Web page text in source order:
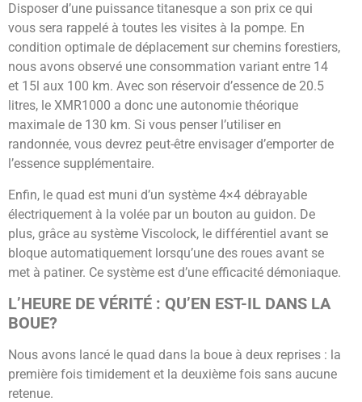
Disposer d’une puissance titanesque a son prix ce qui
vous sera rappelé à toutes les visites à la pompe. En
condition optimale de déplacement sur chemins forestiers,
nous avons observé une consommation variant entre 14
et 15l aux 100 km. Avec son réservoir d’essence de 20.5
litres, le XMR1000 a donc une autonomie théorique
maximale de 130 km. Si vous penser l’utiliser en
randonnée, vous devrez peut-être envisager d’emporter de
l’essence supplémentaire.
Enfin, le quad est muni d’un système 4×4 débrayable
électriquement à la volée par un bouton au guidon. De
plus, grâce au système Viscolock, le différentiel avant se
bloque automatiquement lorsqu’une des roues avant se
met à patiner. Ce système est d’une efficacité démoniaque.
L’HEURE DE VÉRITÉ : QU’EN EST-IL DANS LA
BOUE?
Nous avons lancé le quad dans la boue à deux reprises : la
première fois timidement et la deuxième fois sans aucune
retenue.